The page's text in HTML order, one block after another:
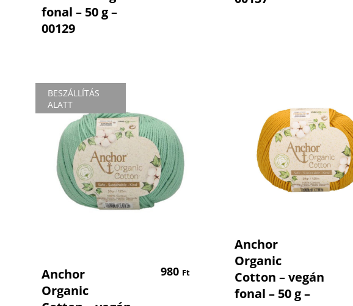
fonal – 50 g –
00129
BESZÁLLÍTÁS
ALATT
Tovább Olvasom
Anchor
Organic
980 Ft
Kosárba
Anchor
Organic
Cotton – vegán
fonal – 50 g –